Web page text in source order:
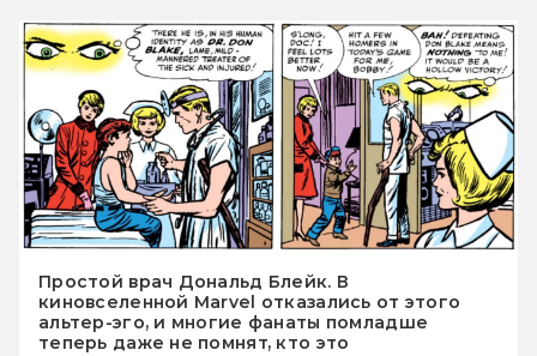
Простой врач Дональд Блейк. В
киновселенной Marvel отказались от этого
альтер-эго, и многие фанаты помладше
теперь даже не помнят, кто это